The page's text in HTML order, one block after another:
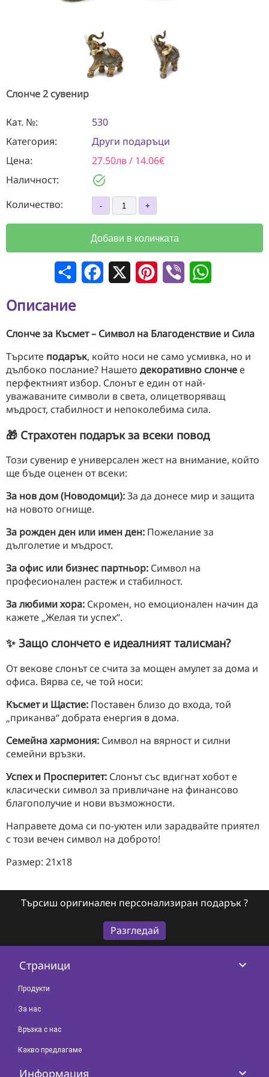
Слонче 2 сувенир
Кат. №:
530
Категория:
Други подаръци
Цена:
27.50лв / 14.06€
Наличност:
task_alt
Количество:
Добави в количката
СподелиFacebook PinterestViber
Описание
Слонче за Късмет – Символ на Благоденствие и Сила
Търсите подарък, който носи не само усмивка, но и
дълбоко послание? Нашето декоративно слончее
перфектният избор. Слонът е един от най-
уважаваните символи в света, олицетворяващ
мъдрост, стабилност и непоколебима сила.
🎁 Страхотен подарък за всеки повод
Този сувенир е универсален жест на внимание, който
ще бъде оценен от всеки:
За нов дом (Новодомци):За да донесе мир и защита
на новото огнище.
За рожден ден или имен ден: Пожелание за
дълголетие и мъдрост.
За офис или бизнес партньор: Символ на
професионален растеж и стабилност.
За любими хора: Скромен, но емоционален начин да
кажете „Желая ти успех“.
✨ Защо слончето е идеалният талисман?
От векове слонът се счита за мощен амулет за дома и
офиса. Вярва се, че той носи:
Късмет и Щастие: Поставен близо до входа, той
„приканва“ добрата енергия в дома.
Семейна хармония: Символ на вярност и силни
семейни връзки.
Успех и Просперитет: Слонът със вдигнат хобот е
класически символ за привличане на финансово
благополучие и нови възможности.
Направете дома си по-уютен или зарадвайте приятел
с този вечен символ на доброто!
Размер: 21х18
Търсиш оригинален персонализиран подарък ?
Разгледай
Страници keyboard_arrow_down
Продукти
За нас
Връзка с нас
Какво предлагаме
Информация keyboard_arrow_down